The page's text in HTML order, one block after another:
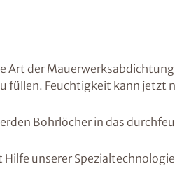
Art der
füllen. Feuchtigkeit kann jetzt
Bohrlöcher in das
unserer